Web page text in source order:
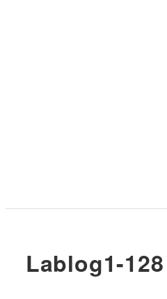
Lablog1-128